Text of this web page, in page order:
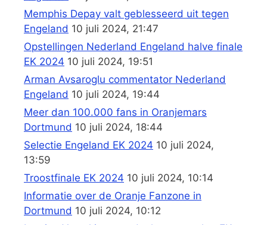
Memphis Depay valt geblesseerd uit tegen
Engeland 10 juli 2024, 21:47
Opstellingen Nederland Engeland halve finale
EK 2024 10 juli 2024, 19:51
Arman Avsaroglu commentator Nederland
Engeland 10 juli 2024, 19:44
Meer dan 100.000 fans in Oranjemars
Dortmund 10 juli 2024, 18:44
Selectie Engeland EK 2024 10 juli 2024,
13:59
Troostfinale EK 2024 10 juli 2024, 10:14
Informatie over de Oranje Fanzone in
Dortmund 10 juli 2024, 10:12